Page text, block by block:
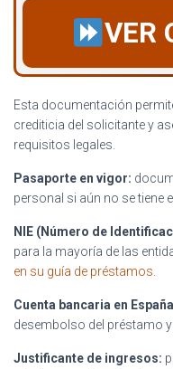
VER
Esta documentación
crediticia del solicitante y
requisitos legales.
Pasaporte en vigor:
personal si aún no se tiene
NIE (Número de
para la mayoría de las
en su guía de préstamos
Cuenta bancaria en
desembolso del préstamo
Justificante de ingresos: